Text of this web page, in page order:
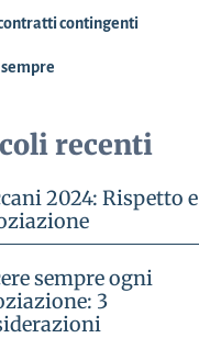
contingenti
recenti
2024: Rispetto e
sempre ogni
3